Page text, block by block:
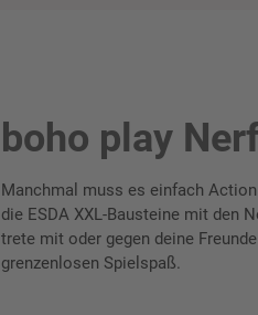
boho play
Manchmal muss es einfach
die ESDA XXL-Bausteine mit den
trete mit oder gegen deine
grenzenlosen Spielspaß.